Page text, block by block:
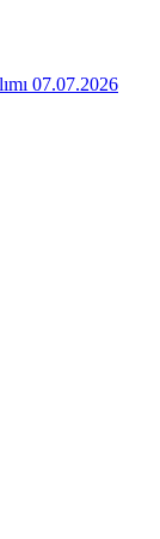
07.07.2026